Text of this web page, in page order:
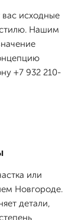
исходные
Нашим
+7 932 210-
или
Новгороде.
детали,